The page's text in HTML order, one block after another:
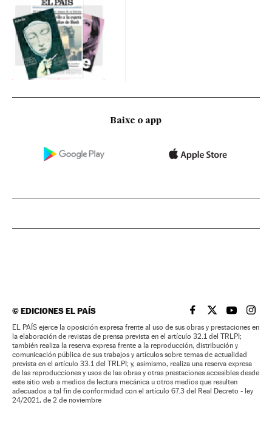
Baixe o app
©EDICIONES EL PAÍS EL PAÍS BRASIL EN
EL PAÍSEL PAÍS
EL
EL PAÍS ejerce la oposición expresa frente al uso de sus obras y prestaciones en
la elaboración de revistas de prensa prevista en el artículo 32.1 del TRLPI;
también realiza la reserva expresa frente a la reproducción, distribución y
comunicación pública de sus trabajos y artículos sobre temas de actualidad
prevista en el artículo 33.1 del TRLPI; y, asimismo, realiza una reserva expresa
de las reproducciones y usos de las obras y otras prestaciones accesibles desde
este sitio web a medios de lectura mecánica u otros medios que resulten
adecuados a tal fin de conformidad con el artículo 67.3 del Real Decreto - ley
24/2021, de 2 de noviembre